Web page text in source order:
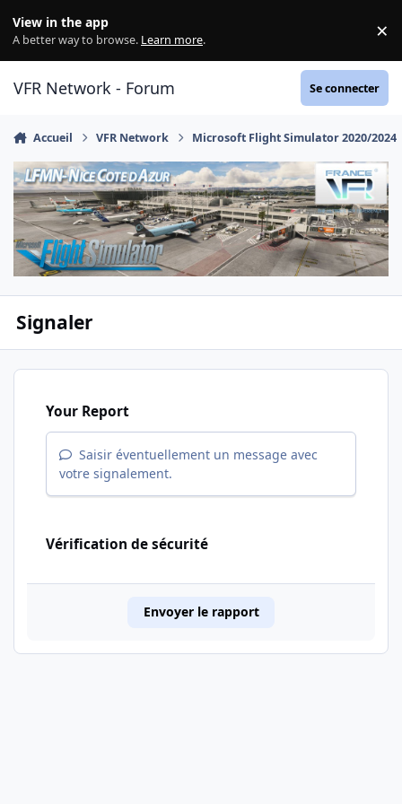
View in the app
A better way to browse. Learn more. ×
VFR Network - Forum Se connecter
Accueil VFR Network Microsoft Flight Simulator 2020/2024
Signaler
Your Report
Saisir éventuellement un message avec
votre signalement.
Vérification de sécurité
Envoyer le rapport